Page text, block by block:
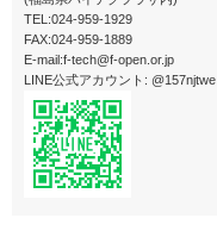
TEL:024-959-1929
FAX:024-959-1889
E-mail:f-tech@f-open.or.jp
LINE公式アカウント: @157njtwe